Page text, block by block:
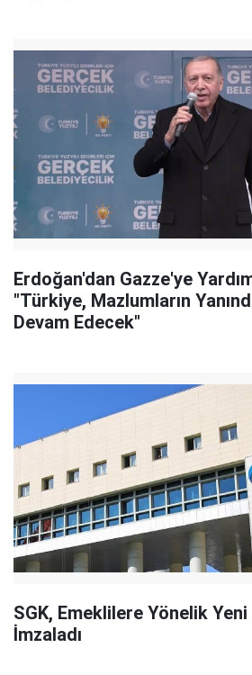
Erdoğan'dan Gazze'ye
"Türkiye, Mazlumların
Devam Edecek"
SGK, Emeklilere Yönelik
İmzaladı